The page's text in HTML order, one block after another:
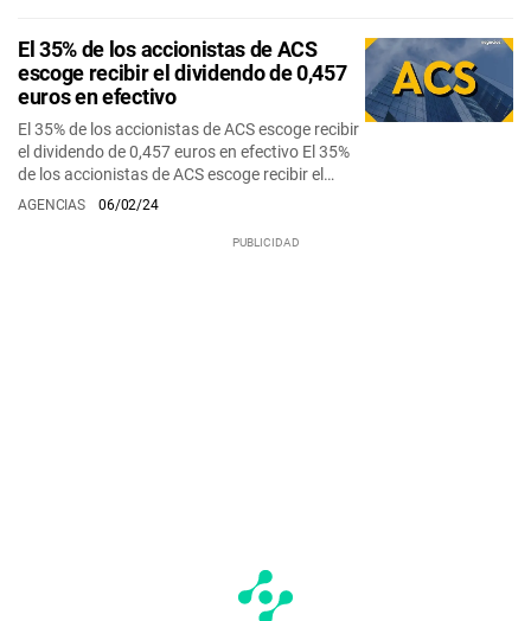
El 35% de los accionistas de ACS
escoge recibir el dividendo de 0,457
euros en efectivo
El 35% de los accionistas de ACS escoge recibir
el dividendo de 0,457 euros en efectivo El 35%
de los accionistas de ACS escoge recibir el…
AGENCIAS 06/02/24